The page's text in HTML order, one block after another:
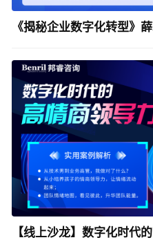
《揭秘企业数字化转型》
【线上沙龙】数字化时代